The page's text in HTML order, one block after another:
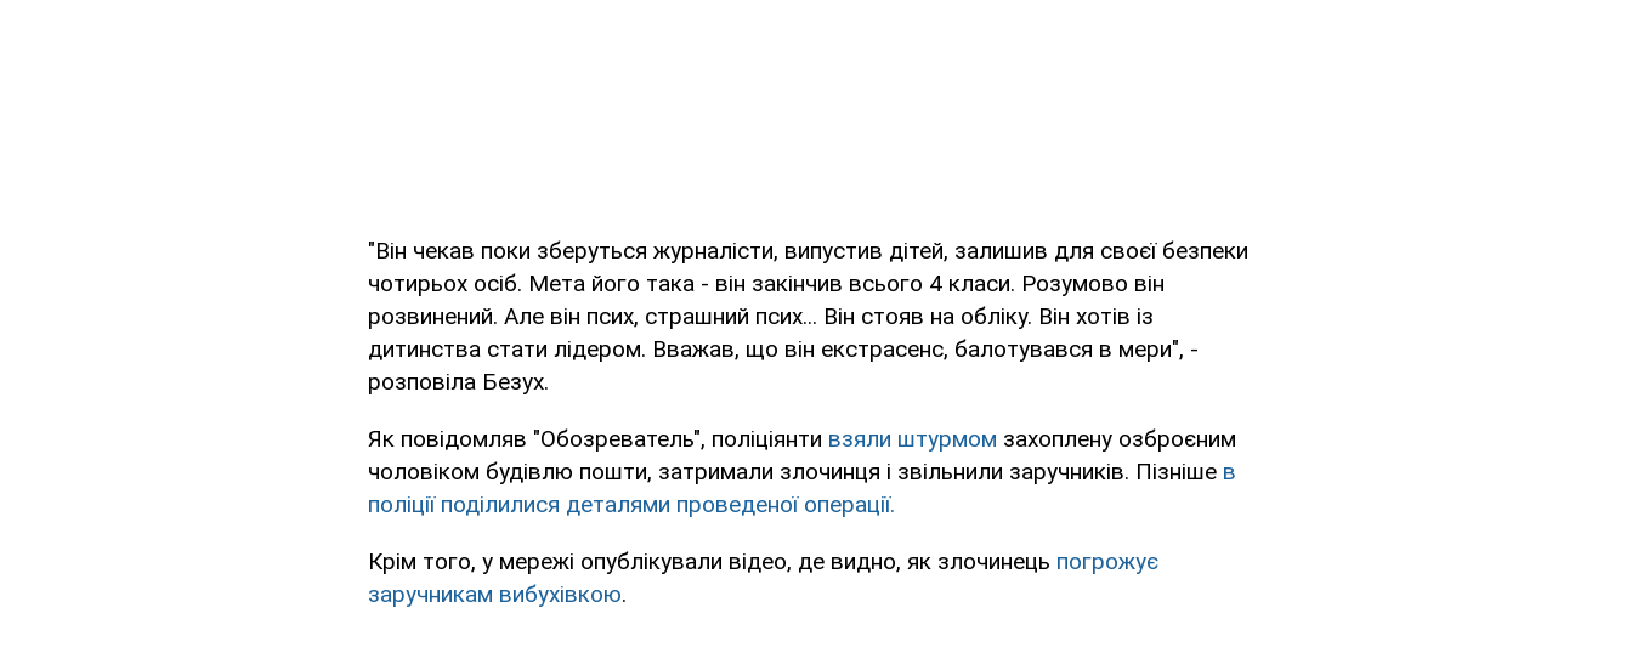
"Він чекав поки зберуться журналісти, випустив дітей, залишив для своєї безпеки
чотирьох осіб. Мета його така - він закінчив всього 4 класи. Розумово він
розвинений. Але він псих, страшний псих... Він стояв на обліку. Він хотів із
дитинства стати лідером. Вважав, що він екстрасенс, балотувався в мери", -
розповіла Безух.
Як повідомляв "Обозреватель", поліціянти взяли штурмом захоплену озброєним
чоловіком будівлю пошти, затримали злочинця і звільнили заручників. Пізніше в
поліції поділилися деталями проведеної операції.
Крім того, у мережі опублікували відео, де видно, як злочинець погрожує
заручникам вибухівкою.